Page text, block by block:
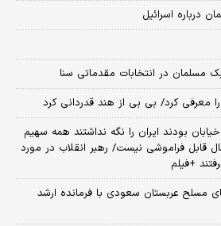
درباره اسرائیل
مسلمان در انتخابات مقدماتی سنا
معرفی کرد/ بی بی از هند قدردانی کرد
بودند ایران را نگه نداشتند همه سهیم
قابل فراموشی نیست/ رهبر انقلاب در مورد
+فیلم
مسلح عربستان سعودی با فرمانده ارشد